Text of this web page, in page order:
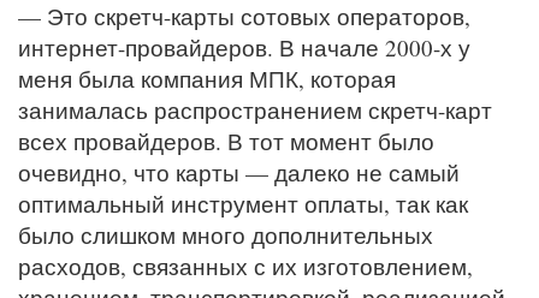
— Это скретч-карты сотовых операторов,
интернет-провайдеров. В начале 2000-х у
меня была компания МПК, которая
занималась распространением скретч-карт
всех провайдеров. В тот момент было
очевидно, что карты — далеко не самый
оптимальный инструмент оплаты, так как
было слишком много дополнительных
расходов, связанных с их изготовлением,